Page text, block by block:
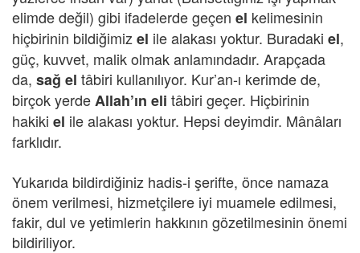
elimde değil) gibi ifadelerde geçen el kelimesinin
hiçbirinin bildiğimiz el ile alakası yoktur. Buradaki el,
güç, kuvvet, malik olmak anlamındadır. Arapçada
da, sağ el tâbiri kullanılıyor. Kur’an-ı kerimde de,
birçok yerdeAllah’ın eli tâbiri geçer. Hiçbirinin
hakiki el ile alakası yoktur. Hepsi deyimdir. Mânâları
farklıdır.
Yukarıda bildirdiğiniz hadis-i şerifte, önce namaza
önem verilmesi, hizmetçilere iyi muamele edilmesi,
fakir, dul ve yetimlerin hakkının gözetilmesinin önemi
bildiriliyor.